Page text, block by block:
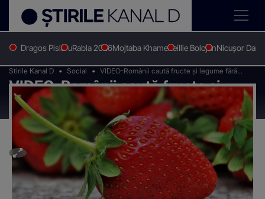
Dragos PislaruRabla 2026Mojtaba KhameneiIlie BolojanNicușor Dan
Stirile Kanal D Social
VIDEO-Românii caută fructe și legume fără
cusur
VIDEO-Românii caută fructe și
legume fără cusur